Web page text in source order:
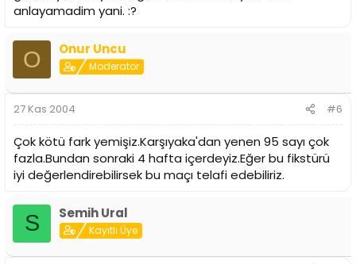
anlayamadim yani. :?
O Onur Uncu
Moderator
27 Kas 2004 #6
Çok kötü fark yemişiz.Karşıyaka'dan yenen 95 sayı çok
fazla.Bundan sonraki 4 hafta içerdeyiz.Eğer bu fikstürü
iyi değerlendirebilirsek bu maçı telafi edebiliriz.
S Semih Ural
Kayıtlı Üye